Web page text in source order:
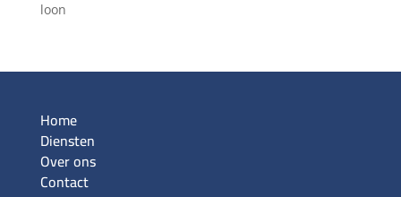
loon
Home
Diensten
Over ons
Contact